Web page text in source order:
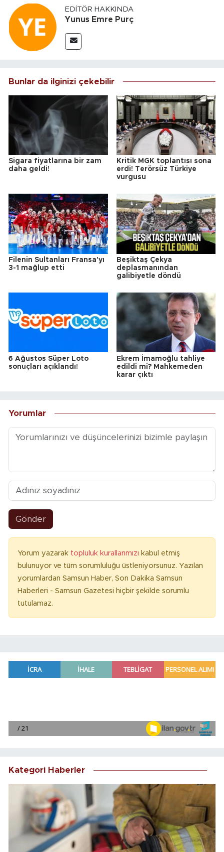
EDITÖR HAKKINDA
Yunus Emre Purç
Bunlar da ilginizi çekebilir
Sigara fiyatlarına bir zam
daha geldi!
Kritik MGK toplantısı sona
erdi! Terörsüz Türkiye
vurgusu
Filenin Sultanları Fransa'yı
3-1 mağlup etti
Beşiktaş Çekya
deplasmanından
galibiyetle döndü
6 Ağustos Süper Loto
sonuçları açıklandı!
Ekrem İmamoğlu tahliye
edildi mi? Mahkemeden
karar çıktı
Yorumlar
Gönder
Yorum yazarak topluluk kurallarımızı kabul etmiş
bulunuyor ve tüm sorumluluğu üstleniyorsunuz. Yazılan
yorumlardan Samsun Haber, Son Dakika Samsun
Haberleri - Samsun Gazetesi hiçbir şekilde sorumlu
tutulamaz.
Kategori Haberler